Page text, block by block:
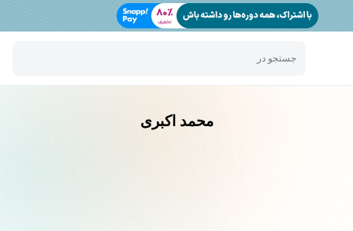
جستجو در
محمد اکبری